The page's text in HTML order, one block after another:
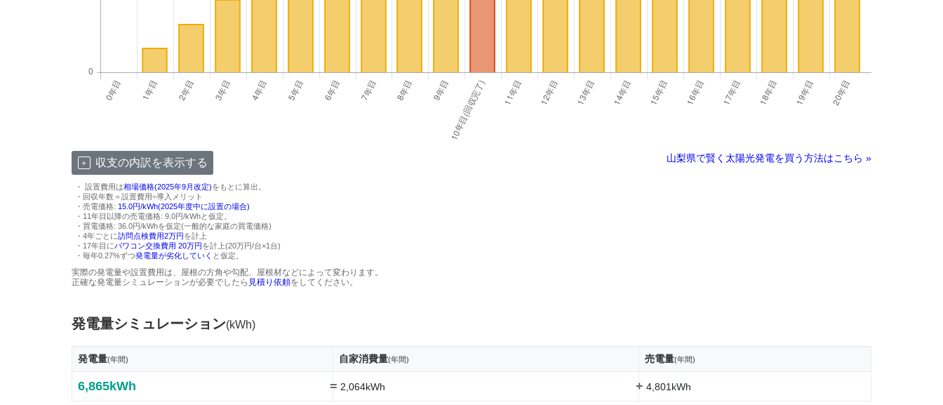
収支の内訳を表示する 山梨県で賢く太陽光発電を買う方法はこちら »
・ 設置費用は相場価格(2025年9月改定)をもとに算出。
・回収年数＝設置費用÷導入メリット
・売電価格: 15.0円/kWh(2025年度中に設置の場合)
・11年目以降の売電価格: 9.0円/kWhと仮定。
・買電価格: 36.0円/kWhを仮定(一般的な家庭の買電価格)
・4年ごとに訪問点検費用2万円を計上
・17年目にパワコン交換費用 20万円を計上(20万円/台×1台)
・毎年0.27%ずつ発電量が劣化していく と仮定。
実際の発電量や設置費用は、屋根の方角や勾配、屋根材などによって変わります。
正確な発電量シミュレーションが必要でしたら 見積り依頼をしてください。
発電量シミュレーション(kWh)
発電量(年間) 自家消費量(年間) 売電量(年間)
6,865kWh = 2,064kWh + 4,801kWh